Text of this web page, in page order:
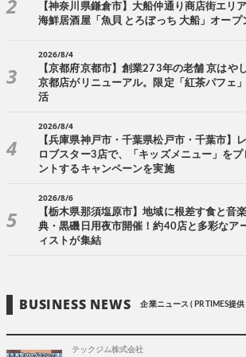
【神奈川県鎌倉市】大船仲通り商店街エリア
海鮮居酒屋「魚貝 とろぼっち 大船」オープ
2026/8/4
【京都府京都市】創業273年の老舗 京はや
京都店がリニューアル。限定「紅茶パフェ
活
2026/8/4
【兵庫県神戸市・千葉県松戸市・千葉市】
ロブスター3店で、「キッズメニュー」をプ
ントするキャンペーンを実施
2026/8/6
【栃木県那須塩原市】地域に根差す食と音
典・黒磯日用夜市開催！約40店と多彩なア
ィストが集結
BUSINESS NEWS 企業ニュース ( PR TIMES提供
テックジム株式会社